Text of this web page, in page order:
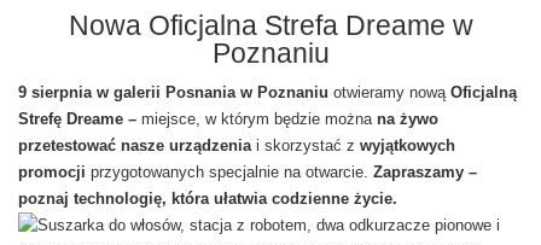
Nowa Oficjalna Strefa Dreame w
Poznaniu
9 sierpnia w galerii Posnania w Poznaniu otwieramy nową Oficjalną
Strefę Dreame – miejsce, w którym będzie można na żywo
przetestować nasze urządzenia i skorzystać z wyjątkowych
promocji przygotowanych specjalnie na otwarcie. Zapraszamy –
poznaj technologię, która ułatwia codzienne życie.